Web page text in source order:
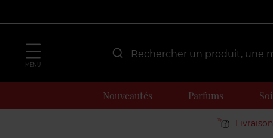
MENU
Nouveautés Parfums